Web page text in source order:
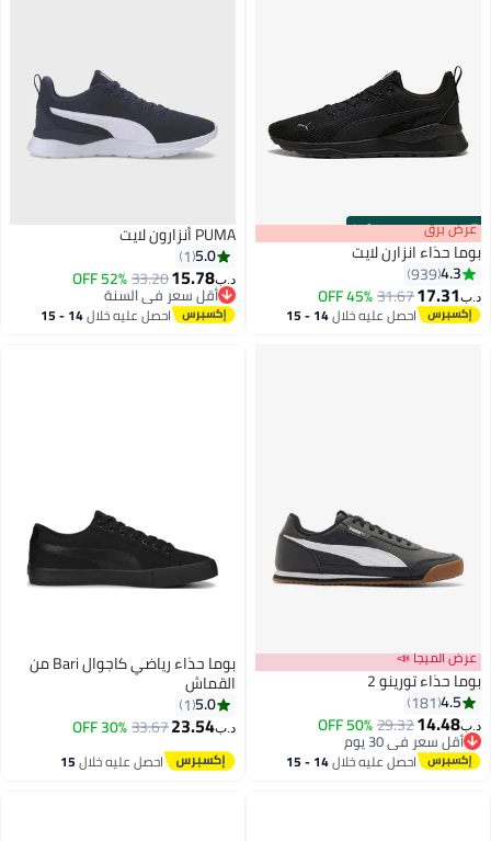
00m
·
100% Left
4
انزارن لايت
939
31.67
45% OFF
احصل عليه خلال 14 - 15
PUMA أنزارون لايت
1
15.78
33.20
52% OFF
أقل سعر في السنة
أقل سعر في السنة
احصل عليه خلال 14 - 15
📣
تورينو 2
181
29.32
50% OFF
في 30 يوم
في 30 يوم
احصل عليه خلال 14 - 15
بوما حذاء رياضي كاجوال Bari من
القماش
1
23.54
33.67
30% OFF
احصل عليه خلال15
اغسطس